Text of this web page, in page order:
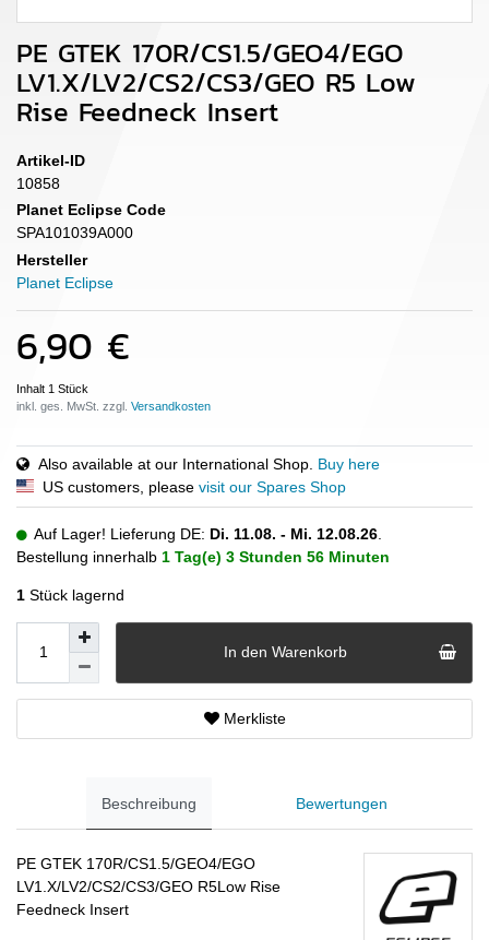
PE GTEK 170R/CS1.5/GEO4/EGO
LV1.X/LV2/CS2/CS3/GEO R5 Low
Rise Feedneck Insert
Artikel-ID
10858
Planet Eclipse Code
SPA101039A000
Hersteller
Planet Eclipse
6,90 €
Inhalt 1 Stück
inkl. ges. MwSt. zzgl.
Also available at our International Shop. Buy here
US customers, please visit our Spares Shop
Auf Lager! Lieferung DE: Di. 11.08. - Mi. 12.08.26
Bestellung innerhalb 1 Tag(e) 3 Stunden 56 Minuten
1 Stück lagernd
In den Warenkorb
Merkliste
Beschreibung Bewertungen
PE GTEK 170R/CS1.5/GEO4/EGO
LV1.X/LV2/CS2/CS3/GEO R5Low Rise
Feedneck Insert